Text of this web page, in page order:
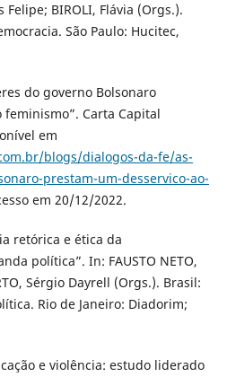
BIROLI, Flávia (Orgs.).
São Paulo: Hucitec,
do governo Bolsonaro
Carta Capital
em
blogs/dialogos-da-fe/as-
prestam-um-desservico-ao-
em 20/12/2022.
retórica e ética da
política”. In: FAUSTO NETO,
Sérgio Dayrell (Orgs.). Brasil:
Rio de Janeiro: Diadorim;
e violência: estudo liderado